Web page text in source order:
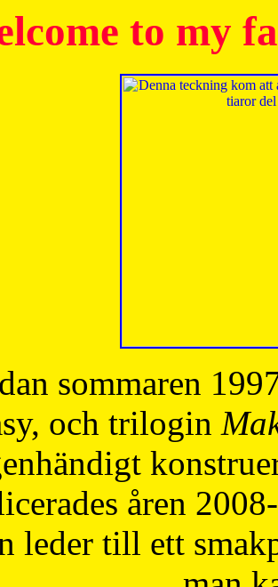
to my
sommaren
och trilogin
åren
leder till ett